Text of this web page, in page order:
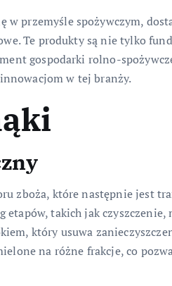
w przemyśle spożywczym,
Te produkty są nie tylko
gospodarki rolno-
w tej branży.
zboża, które następnie jest
etapów, takich jak
który usuwa
na różne frakcje, co